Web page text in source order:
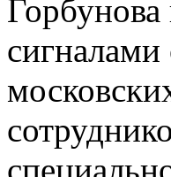
Горбунова
сигналами